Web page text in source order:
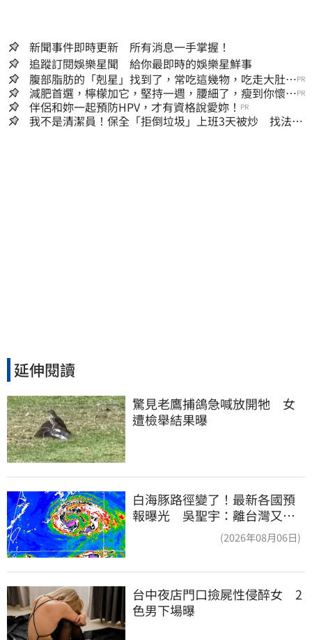
新聞事件即時更新 所有消息一手掌握！
追蹤訂閱娛樂星聞 給你最即時的娛樂星鮮事
腹部脂肪的「剋星」找到了，常吃這幾物，吃走大肚
囊，瘦出小蠻腰
PR
減肥首選，檸檬加它，堅持一週，腰細了，瘦到你懷疑
人生
PR
伴侶和妳一起預防HPV，才有資格說愛妳！ PR
我不是清潔員！保全「拒倒垃圾」上班3天被炒 找法院
延伸閱讀
驚見老鷹捕鴿急喊放開牠　女
遭檢舉結果曝
白海豚路徑變了！最新各國預
報曝光 吳聖宇：離台灣又更
(2026年08月06日)
台中夜店門口撿屍性侵醉女　2
色男下場曝